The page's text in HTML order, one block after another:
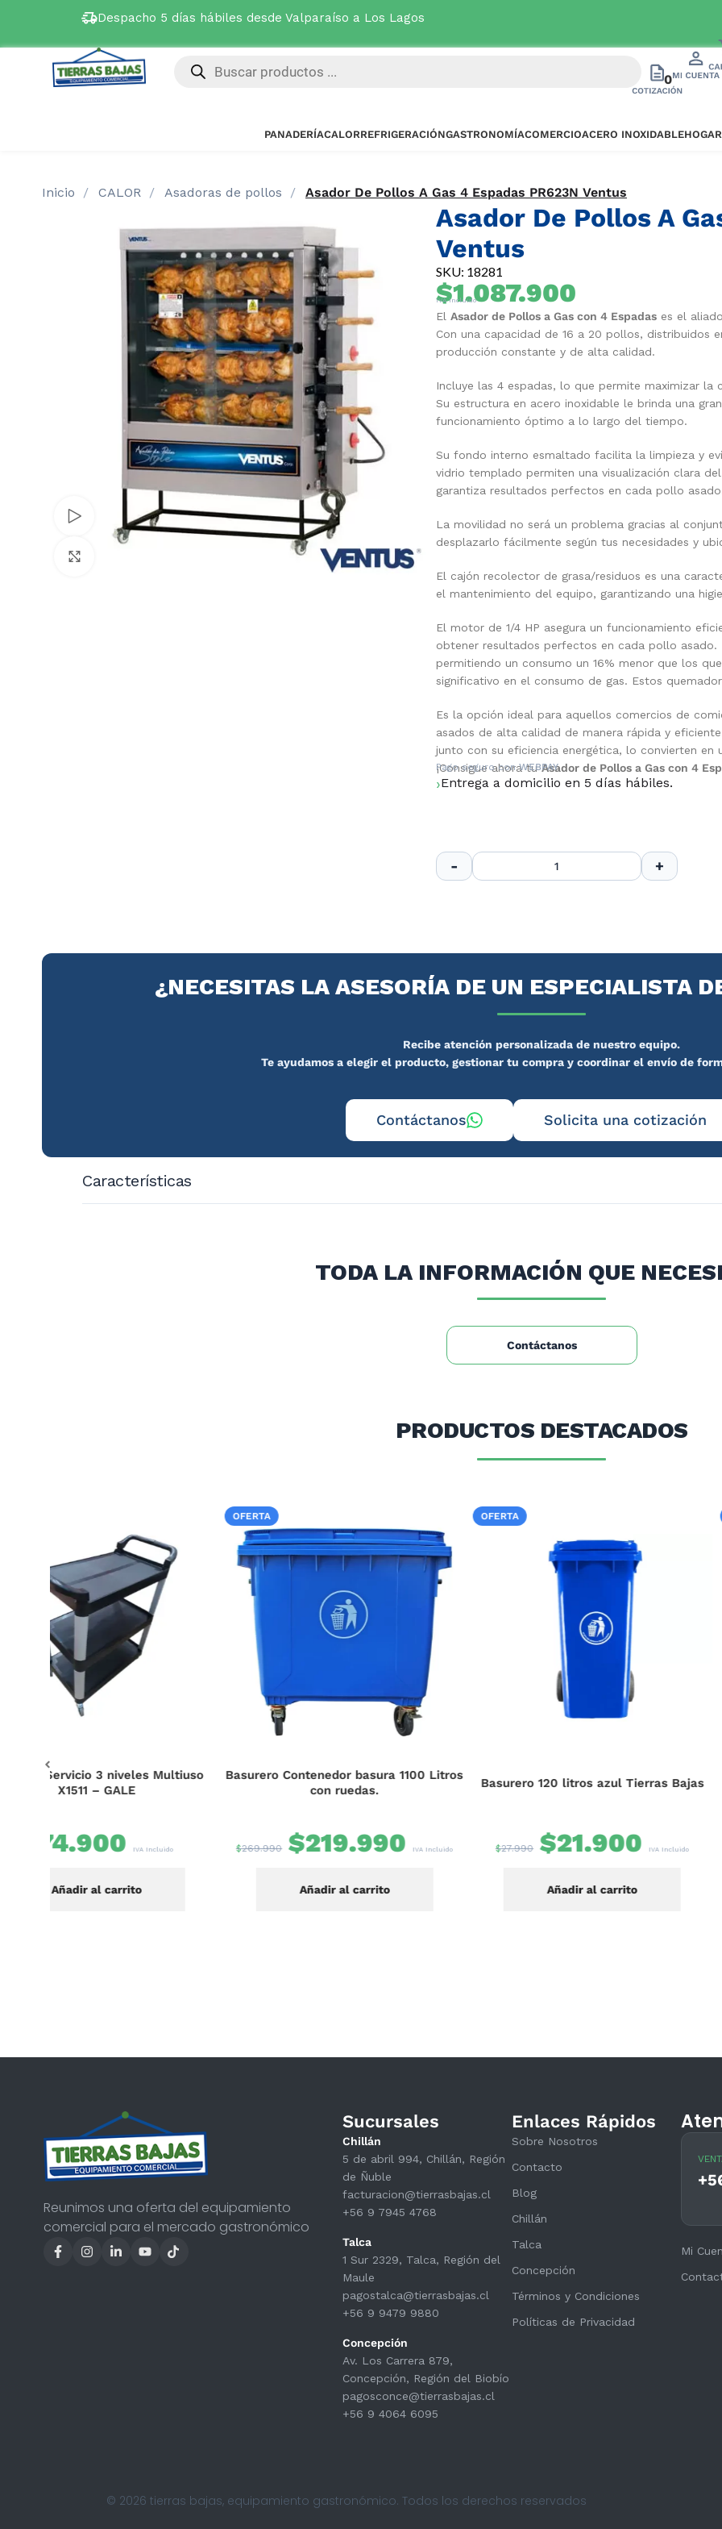
Despacho 5 días hábiles desde Valparaíso a Los Lagos Ver
0
PANADERÍACALORREFRIGERACIÓNGASTRONOMÍACOMERCIOACERO INOXIDABLEHOGAR
Inicio CALOR Asadoras de pollos Asador De Pollos A Gas 4 Espadas PR623N Ventus
Watch video
Asador De Pollos A
Ventus
SKU: 18281
$1.087.900
IVA Incluido
ElAsador de Pollos a Gas con 4 Espadas es el
Con una capacidad de 16 a 20 pollos, distribuidos
producción constante y de alta calidad.
Incluye las 4 espadas, lo que permite maximizar
Su estructura en acero inoxidable le brinda una
funcionamiento óptimo a lo largo del tiempo.
Su fondo interno esmaltado facilita la limpieza y
vidrio templado permiten una visualización clara
garantiza resultados perfectos en cada pollo
La movilidad no será un problema gracias al
desplazarlo fácilmente según tus necesidades y
El cajón recolector de grasa/residuos es una
el mantenimiento del equipo, garantizando una
El motor de 1/4 HP asegura un funcionamiento
obtener resultados perfectos en cada pollo
permitiendo un consumo un 16% menor que los
significativo en el consumo de gas. Estos
Es la opción ideal para aquellos comercios de
asados de alta calidad de manera rápida y
junto con su eficiencia energética, lo convierten en
¡Consigue ahora tuAsador de Pollos a Gas con 4
Pago seguro conWEBPAY
Entrega a domicilio en 5 días hábiles.
¿NECESITAS LA ASESORÍA DE UN ESPECIALISTA
Recibe atención personalizada de nuestro equipo.
Te ayudamos a elegir el producto, gestionar tu compra y coordinar el envío de
Contáctanos Solicita una cotización
Características
TODA LA INFORMACIÓN QUE
Contáctanos
PRODUCTOS DESTACADOS
Basurero Contenedor basura 1100 Litros
$269.990 $ 219.990 IVA Incluido
Añadir al carrito
Basurero 120 litros azul Tierras Bajas
27.990 $21.900 IVA Incluido
Añadir al carrito
Basurero 120 litros rojo
$ 27.990 $22.900
Añadir al carrito
Reunimos una oferta del equipamiento
comercial para el mercado gastronómico
Sucursales
Chillán
5 de abril 994, Chillán, Región
de Ñuble
facturacion@tierrasbajas.cl
+56 9 7945 4768
Talca
1 Sur 2329, Talca, Región del
Maule
pagostalca@tierrasbajas.cl
+56 9 9479 9880
Concepción
Av. Los Carrera 879,
Concepción, Región del Biobío
pagosconce@tierrasbajas.cl
+56 9 4064 6095
Enlaces Rápidos
Sobre Nosotros
Contacto
Blog
Chillán
Talca
Concepción
Términos y Condiciones
Políticas de Privacidad
Mi
© 2026 tierras bajas, equipamiento gastronómico. Todos los derechos reservados